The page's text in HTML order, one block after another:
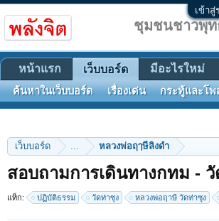
เข้าสู่
เว็บบอร์ด ... หลวงพ่อฤๅษีลิงดำ
สอบถามการเดินทางกทม -
แท็ก: ปฏิบัติธรรม วัดท่าซุง หลวงพ่อฤาษี วัดท่าซุง
ชุมชนชาวพุท
หน้าแรก เว็บบอร์ด
ค้นหาในเว็บบอร์ด เรื่องเด่น กระทู้และโ
มีอะไรใหม่